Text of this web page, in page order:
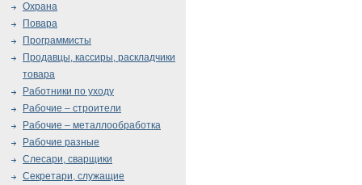
Охрана
Повара
Программисты
Продавцы, кассиры, раскладчики
товара
Работники по уходу
Рабочие – строители
Рабочие – металлообработка
Рабочие разные
Слесари, сварщики
Секретари, служащие